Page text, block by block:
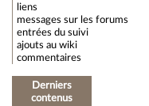
liens
messages sur les forums
entrées du suivi
ajouts au wiki
commentaires
Derniers
contenus